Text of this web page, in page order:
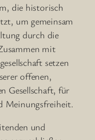
die historisch
um gemeinsam
durch die
mit
setzen
offenen,
Gesellschaft, für
Meinungsfreiheit.
und